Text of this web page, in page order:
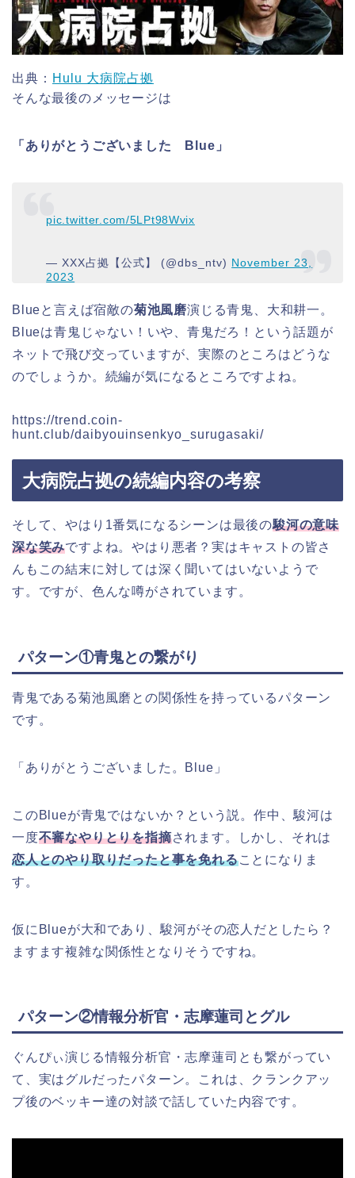
出典： Hulu 大病院占拠
そんな最後のメッセージは
「ありがとうございました Blue」
pic.twitter.com/5LPt98Wvix
— XXX占拠【公式】 (@dbs_ntv) November 23,
2023
Blueと言えば宿敵の菊池風磨演じる青鬼、大和耕一。
Blueは青鬼じゃない！いや、青鬼だろ！という話題が
ネットで飛び交っていますが、実際のところはどうな
のでしょうか。続編が気になるところですよね。
https://trend.coin-
hunt.club/daibyouinsenkyo_surugasaki/
大病院占拠の続編内容の考察
そして、やはり1番気になるシーンは最後の駿河の意味
深な笑みですよね。やはり悪者？実はキャストの皆さ
んもこの結末に対しては深く聞いてはいないようで
す。ですが、色んな噂がされています。
パターン①青鬼との繋がり
青鬼である菊池風磨との関係性を持っているパターン
です。
「ありがとうございました。Blue」
このBlueが青鬼ではないか？という説。作中、駿河は
一度不審なやりとりを指摘されます。しかし、それは
恋人とのやり取りだったと事を免れることになりま
す。
仮にBlueが大和であり、駿河がその恋人だとしたら？
ますます複雑な関係性となりそうですね。
パターン②情報分析官・志摩蓮司とグル
ぐんぴぃ演じる情報分析官・志摩蓮司とも繋がってい
て、実はグルだったパターン。これは、クランクアッ
プ後のベッキー達の対談で話していた内容です。